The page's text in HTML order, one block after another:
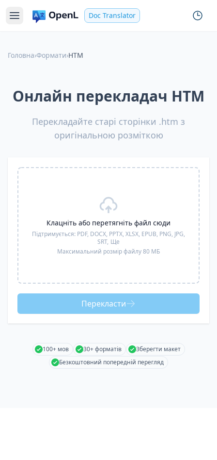
Doc Translator
Головна›Формати›HTM
Онлайн перекладач HTM
Перекладайте старі сторінки .htm з
оригінальною розміткою
Клацніть або перетягніть файл сюди
Підтримується: PDF, DOCX, PPTX, XLSX, EPUB, PNG, JPG,
SRT, Ще
Максимальний розмір файлу 80 МБ
Перекласти
100+ мов 30+ форматів
Зберегти макет
Безкоштовний попередній перегляд